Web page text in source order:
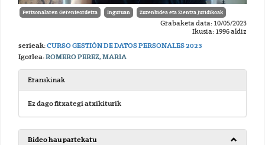
Pertsonalaren Gerenteordetza Inguruan Zuzenbidea eta Zientza Juridikoak
Grabaketa data: 10/05/2023
Ikusia: 1996 aldiz
serieak:CURSO GESTIÓN DE DATOS PERSONALES 2023
Igorlea:ROMERO PEREZ, MARIA
Eranskinak
Ez dago fitxategi atxikiturik
Bideo hau partekatu